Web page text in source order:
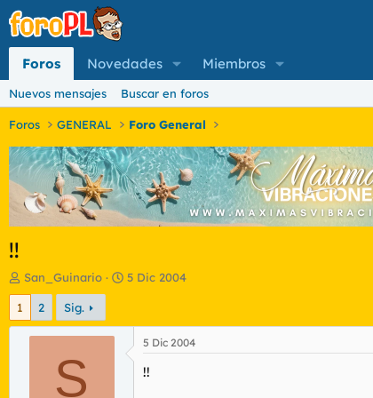
Foros Novedades Miembros
Nuevos mensajes Buscar en foros
Foros GENERAL Foro General
!!
I
n
c
San_Guinario
F
h
d
5 Dic 2004
1 2 Sig.
S
5 Dic 2004
!!